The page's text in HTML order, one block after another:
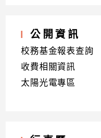
公開資訊
校務基金報表查詢
收費相關資訊
太陽光電專區